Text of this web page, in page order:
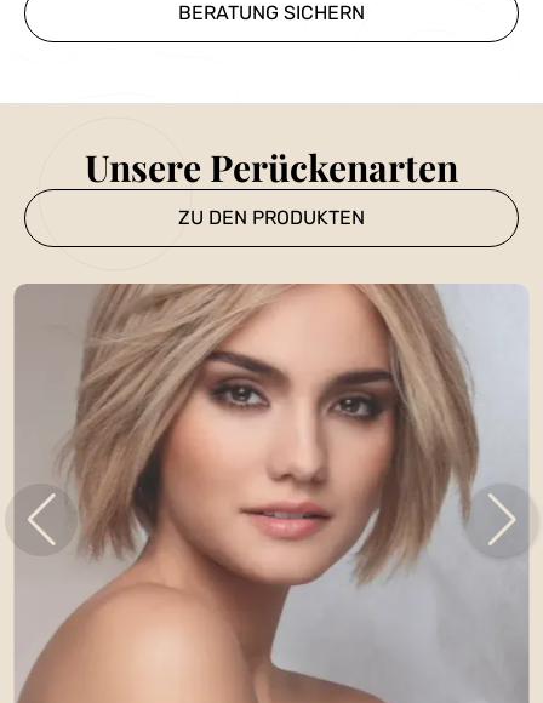
BERATUNG SICHERN
Unsere Perückenarten
ZU DEN PRODUKTEN